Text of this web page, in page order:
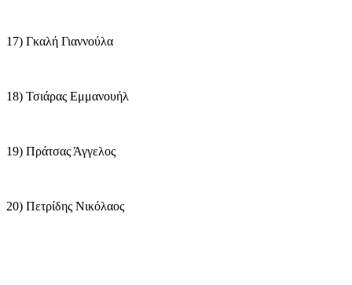
17) Γκαλή Γιαννούλα
18) Τσιάρας Εμμανουήλ
19) Πράτσας Άγγελος
20) Πετρίδης Νικόλαος